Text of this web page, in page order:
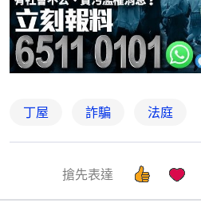
丁屋 詐騙 法庭
搶先表達